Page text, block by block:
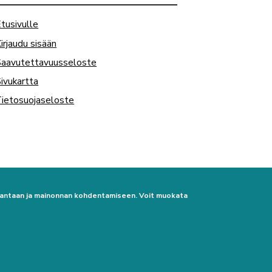
sisään
ja mainonnan kohdentamiseen. Voit muokata